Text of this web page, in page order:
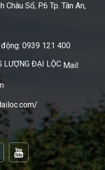
Sổ, P.6 Tp. Tân An,
0939 121 400
Mail: